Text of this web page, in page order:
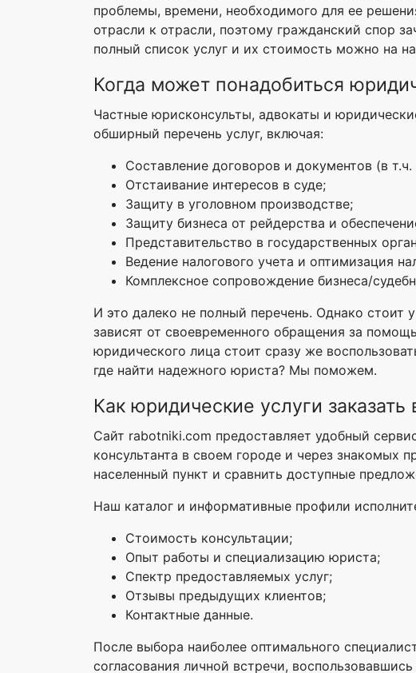
проблемы, времени, необходимого для ее
отрасли к отрасли, поэтому гражданский спор
полный список услуг и их стоимость можно на
Когда может понадобиться
Частные юрисконсульты, адвокаты и
обширный перечень услуг, включая:
Составление договоров и документов (в
Отстаивание интересов в суде;
Защиту в уголовном производстве;
Защиту бизнеса от рейдерства и
Представительство в государственных
Ведение налогового учета и оптимизация
Комплексное сопровождение бизнеса/
И это далеко не полный перечень. Однако стоит
зависят от своевременного обращения за
юридического лица стоит сразу же
где найти надежного юриста? Мы поможем.
Как юридические услуги заказать
Сайт rabotniki.com предоставляет удобный
консультанта в своем городе и через знакомых
населенный пункт и сравнить доступные
Наш каталог и информативные профили
Стоимость консультации;
Опыт работы и специализацию юриста;
Спектр предоставляемых услуг;
Отзывы предыдущих клиентов;
Контактные данные.
После выбора наиболее оптимального
согласования личной встречи,